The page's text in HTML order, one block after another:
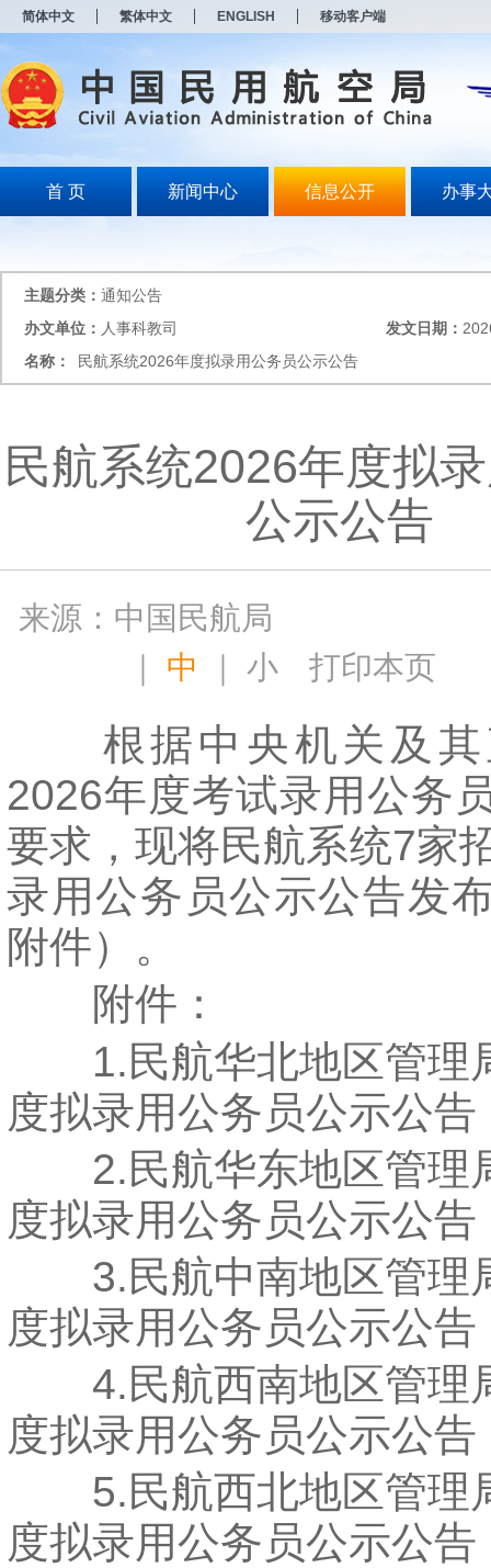
简体中文 繁体中文 ENGLISH 移动客户端
首 页 新闻中心 信息公开 办事
主题分类： 通知公告
办文单位： 人事科教司 发文日期：
名称：
民航系统2026年度拟录用公务员公示公告
民航系统2026年度拟
公示公告
来源：中国民航局
｜ 中 ｜小 打印本页
根据中央机关及其
2026年度考试录用公务
要求，现将民航系统7家
录用公务员公示公告发
附件）。
附件：
1.民航华北地区管理
度拟录用公务员公示公告
2.民航华东地区管理
度拟录用公务员公示公告
3.民航中南地区管理
度拟录用公务员公示公告
4.民航西南地区管理
度拟录用公务员公示公告
5.民航西北地区管理
度拟录用公务员公示公告
打
开
无
障
说
开
式